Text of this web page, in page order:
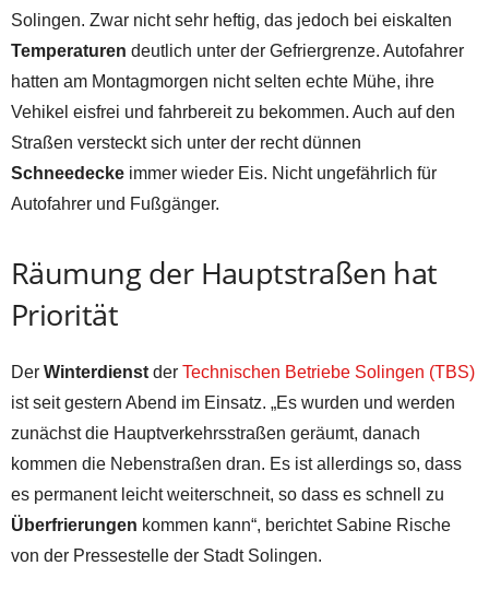
Solingen. Zwar nicht sehr heftig, das jedoch bei eiskalten
Temperaturen deutlich unter der Gefriergrenze. Autofahrer
hatten am Montagmorgen nicht selten echte Mühe, ihre
Vehikel eisfrei und fahrbereit zu bekommen. Auch auf den
Straßen versteckt sich unter der recht dünnen
Schneedecke immer wieder Eis. Nicht ungefährlich für
Autofahrer und Fußgänger.
Räumung der Hauptstraßen hat
Priorität
Der Winterdienst der Technischen Betriebe Solingen (TBS)
ist seit gestern Abend im Einsatz. „Es wurden und werden
zunächst die Hauptverkehrsstraßen geräumt, danach
kommen die Nebenstraßen dran. Es ist allerdings so, dass
es permanent leicht weiterschneit, so dass es schnell zu
Überfrierungen kommen kann“, berichtet Sabine Rische
von der Pressestelle der Stadt Solingen.